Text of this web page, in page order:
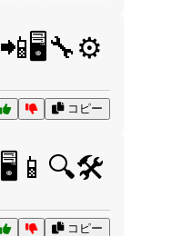
📲🖥️🔧⚙️
コピー
🖥️📱🔍🛠️
コピー